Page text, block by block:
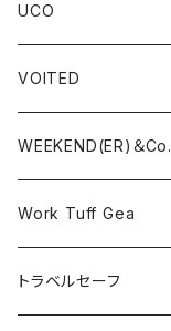
UCO
VOITED
WEEKEND(ER)＆Co.
Work Tuff Gea
トラベルセーフ